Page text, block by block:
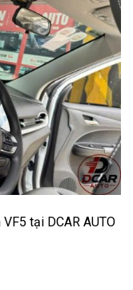
tại DCAR AUTO